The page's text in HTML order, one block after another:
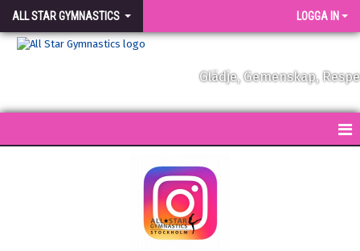
ALL STAR GYMNASTICS LOGGA IN
Glädje, Gemenskap,